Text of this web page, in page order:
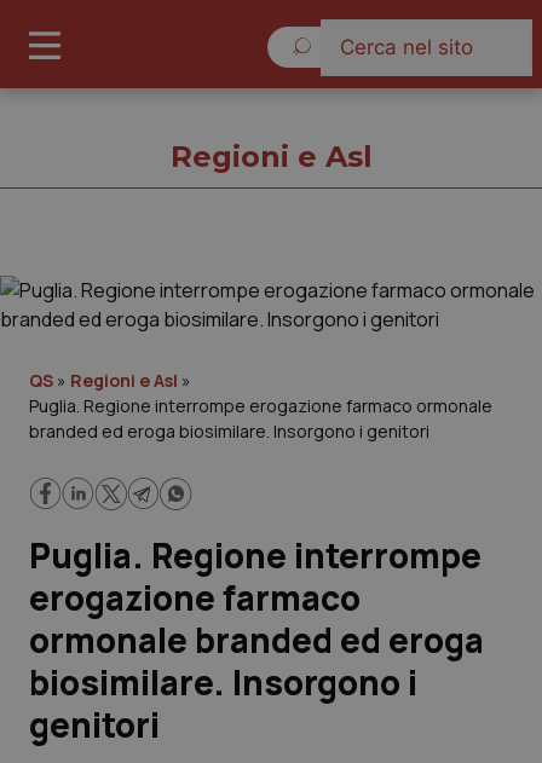
Governo e Parlamento
Regioni e Asl
Lavoro e Professioni
Scienza e Farmaci
Studi e Analisi
Lettere al direttore
Regioni e Asl
QS » Regioni e Asl »
Puglia. Regione interrompe erogazione farmaco ormonale
branded ed eroga biosimilare. Insorgono i genitori
Puglia. Regione interrompe
erogazione farmaco
ormonale branded ed eroga
biosimilare. Insorgono i
genitori